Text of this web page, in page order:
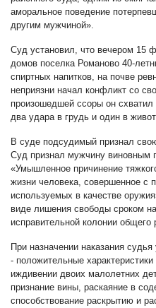
аморальное поведение
другим мужчиной».
Суд установил, что вечером 15
домов поселка Романово 40-
спиртных напитков, на почве
неприязни начал конфликт со
произошедшей ссоры он
два удара в грудь и один в
В суде подсудимый признал
Суд признал мужчину виновным
«Умышленное причинение
жизни человека, совершенное с
используемых в качестве
виде лишения свободы сроком
исправительной колонии общего
При назначении наказания
- положительные
иждивении двоих малолетних
признание вины, раскаяние в
способствование раскрытию и